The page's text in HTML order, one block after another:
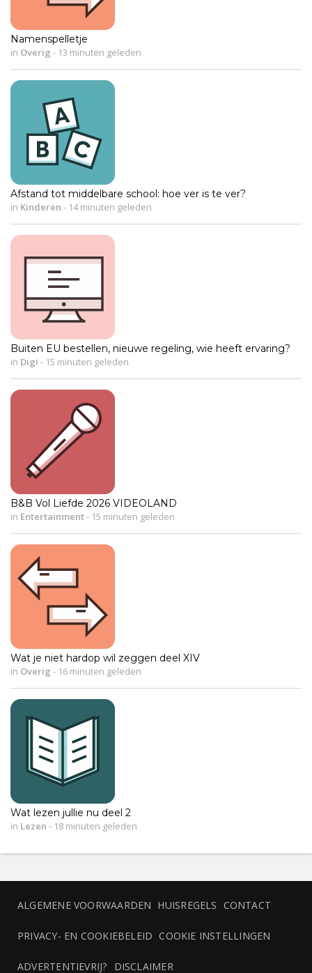
Namenspelletje
in Overig - 13 minuten geleden
Afstand tot middelbare school: hoe ver is te ver?
in Kinderen - 14 minuten geleden
Buiten EU bestellen, nieuwe regeling, wie heeft ervaring?
in Digi - 15 minuten geleden
B&B Vol Liefde 2026 VIDEOLAND
in Entertainment- 15 minuten geleden
Wat je niet hardop wil zeggen deel XIV
in Overig - 16 minuten geleden
Wat lezen jullie nu deel 2
in Lezen - 18 minuten geleden
ALGEMENE VOORWAARDEN HUISREGELS CONTACT
PRIVACY- EN COOKIEBELEID COOKIE INSTELLINGEN
ADVERTENTIEVRIJ? DISCLAIMER